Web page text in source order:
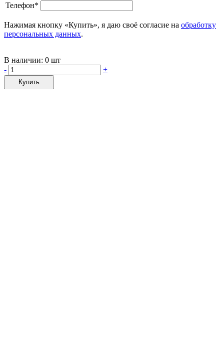
Телефон*
Нажимая кнопку «Купить», я даю своё согласие на обработку
персональных данных.
В наличии: 0 шт
-
+
Купить